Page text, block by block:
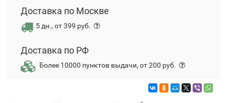
Доставка по Москве
5 дн., от 399 руб.
Доставка по РФ
Более 10000 пунктов выдачи, от 200 руб.